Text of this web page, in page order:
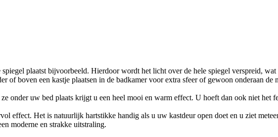
plaatst bijvoorbeeld. Hierdoor wordt het licht over de hele spiegel verspreid,
of boven een kastje plaatsen in de badkamer voor extra sfeer of gewoon onderaan de
onder uw bed plaats krijgt u een heel mooi en warm effect. U hoeft dan ook niet het
effect. Het is natuurlijk hartstikke handig als u uw kastdeur open doet en u ziet
moderne en strakke uitstraling.